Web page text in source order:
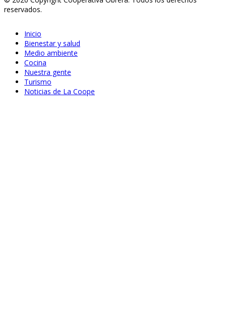
reservados.
Inicio
Bienestar y salud
Medio ambiente
Cocina
Nuestra gente
Turismo
Noticias de La Coope